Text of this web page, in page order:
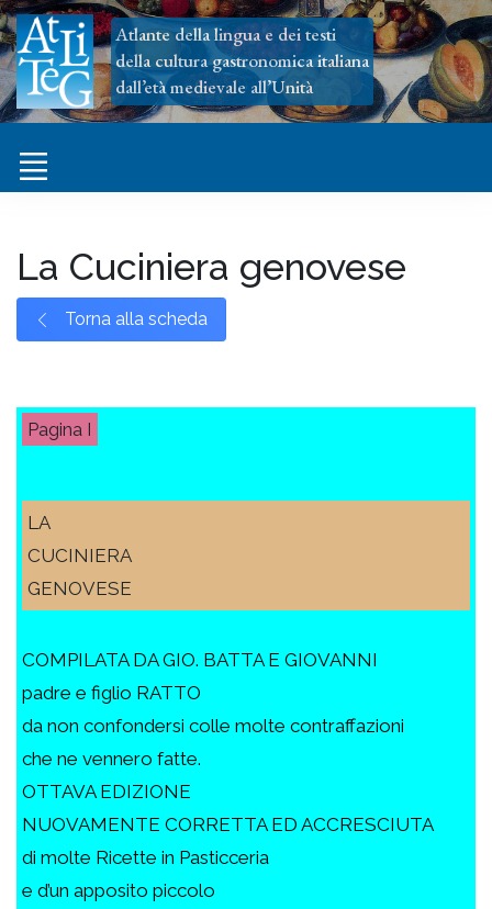
Atlante della lingua e dei testi
della cultura gastronomica italiana
dall’età medievale all’Unità
La Cuciniera genovese
Torna alla scheda
I
LA
CUCINIERA
GENOVESE
COMPILATA DA GIO. BATTA E GIOVANNI
padre e figlio RATTO
da non confondersi colle molte contraffazioni
che ne vennero fatte.
OTTAVA EDIZIONE
NUOVAMENTE CORRETTA ED ACCRESCIUTA
di molte Ricette in Pasticceria
e d’un apposito piccolo